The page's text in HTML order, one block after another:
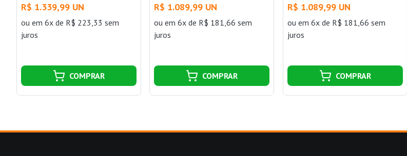
R$ 1.339,99 UN
ou em 6x de R$ 223,33 sem
juros
COMPRAR
R$ 1.089,99 UN
ouem 6x de R$ 181,66 sem
juros
COMPRAR
R$ 1.089,99 UN
ou em 6x de R$ 181,66 sem
juros
COMPRAR